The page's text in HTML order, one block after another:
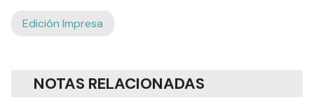
Edición Impresa
NOTAS RELACIONADAS